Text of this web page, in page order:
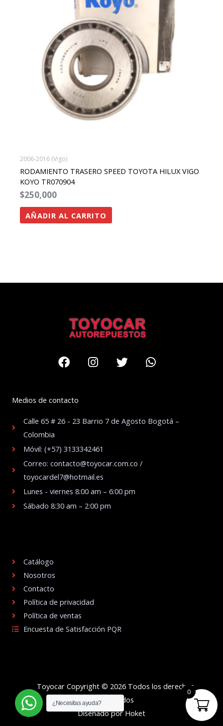
2006-2016 (Vigo)
RODAMIENTO TRASERO SPEED TOYOTA HILUX VIGO
KOYO TR070904
$250,000
AÑADIR AL CARRITO
FacebookInstagram
TwitterWhatsapp
Medios de contacto
Calle 65 # 26 - 23 Barrio 7 de Agosto Bogotá –
Colombia
Móvil: (+57) 3133342461
Correo: contacto@toyocar.com.co /
toyocardel7@hotmail.es
Lunes - viernes 8:00 am – 6:00 pm
Sábado 8:30 am – 2:00 pm
Catálogo
Nosotros
Contacto
Política de privacidad
Política de ventas
Encuesta de Satisfacción PQR
Toyocar Copyright © 2026 Todos los derechos
reservados
Diseñado por Hoket
¿Necesitas ayuda?
0